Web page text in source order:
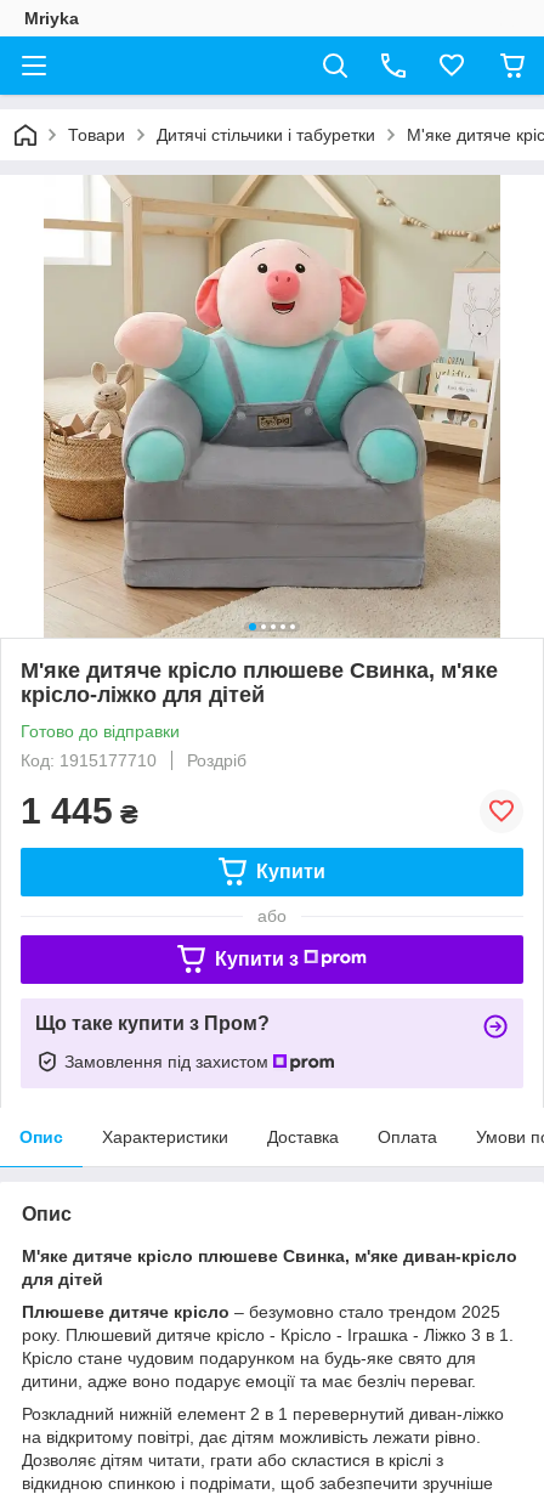
Mriyka
Товари Дитячі стільчики і табуретки М'яке дитяче
М'яке дитяче крісло плюшеве Свинка, м'яке
крісло-ліжко для дітей
Готово до відправки
Код: 1915177710
Роздріб
1 445 ₴
Купити
або
Купити з
Що таке купити з Пром?
Замовлення під захистом
Опис Характеристики Доставка Оплата Умови
Опис
М'яке дитяче крісло плюшеве Свинка, м'яке диван-крісло
для дітей
Плюшеве дитяче крісло – безумовно стало трендом 2025
року. Плюшевий дитяче крісло - Крісло - Іграшка - Ліжко 3 в 1.
Крісло стане чудовим подарунком на будь-яке свято для
дитини, адже воно подарує емоції та має безліч переваг.
Розкладний нижній елемент 2 в 1 перевернутий диван-ліжко
на відкритому повітрі, дає дітям можливість лежати рівно.
Дозволяє дітям читати, грати або скластися в кріслі з
відкидною спинкою і подрімати, щоб забезпечити зручніше